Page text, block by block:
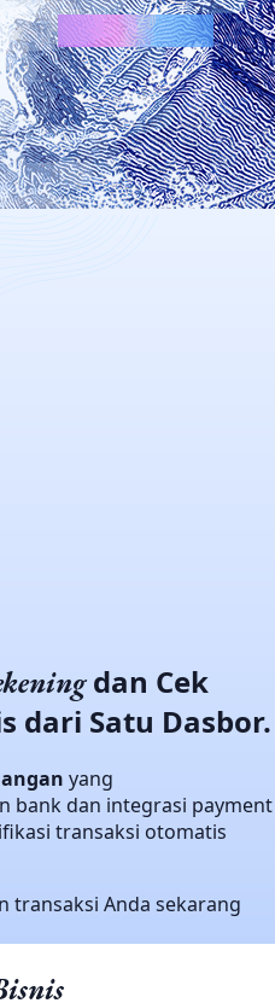
dan Cek
dari Satu Dasbor.
yang
bank dan integrasi payment
transaksi otomatis
transaksi Anda sekarang